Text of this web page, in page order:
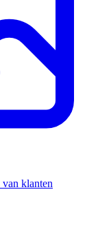
klanten